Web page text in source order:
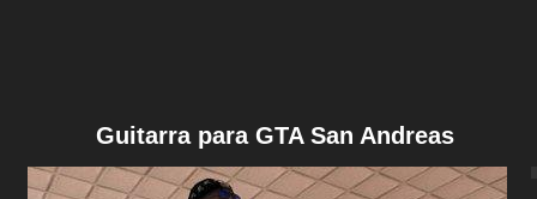
Guitarra para GTA San Andreas